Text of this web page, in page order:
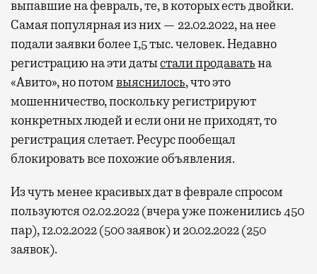
выпавшие на февраль, те, в которых есть двойки.
Самая популярная из них — 22.02.2022, на нее
подали заявки более 1,5 тыс. человек. Недавно
регистрацию на эти датыстали продаватьна
«Авито», но потомвыяснилось, что это
мошенничество, поскольку регистрируют
конкретных людей и если они не приходят, то
регистрация слетает. Ресурс пообещал
блокировать все похожие объявления.
Из чуть менее красивых дат в феврале спросом
пользуются 02.02.2022 (вчера уже поженились 450
пар), 12.02.2022 (500 заявок) и 20.02.2022 (250
заявок).